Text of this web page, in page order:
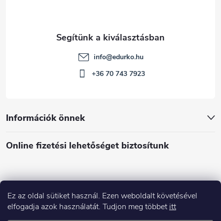
Ez az oldal sütiket használ. Ezen weboldalt követésével
elfogadja azok használatát. Tudjon meg többet itt
Információk önnek
Online fizetési lehetőséget biztosítunk
Á
r
info@edurko.hu
+36 70 743 7923